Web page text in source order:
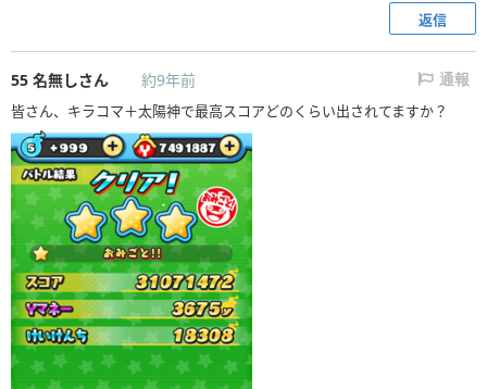
返信
55 名無しさん 約9年前 通報
皆さん、キラコマ＋太陽神で最高スコアどのくらい出されてますか？